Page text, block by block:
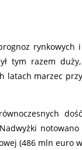
rynkowych
tym razem
marzec
(486 mln euro